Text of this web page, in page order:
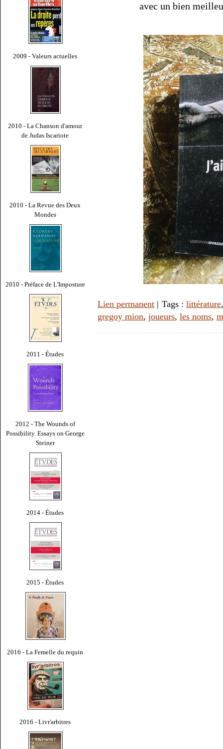
2009 - Valeurs actuelles
2010 - La Chanson d'amour
de Judas Iscariote
2010 - La Revue des Deux
Mondes
2010 - Préface de L'Imposture
2011 - Études
2012 - The Wounds of
Possibility. Essays on George
Steiner
2014 - Études
2015 - Études
2016 - La Femelle du requin
2016 - Livr'arbitres
avec un bien
Lien permanent | Tags : littérature
gregoy mion, joueurs, les noms,